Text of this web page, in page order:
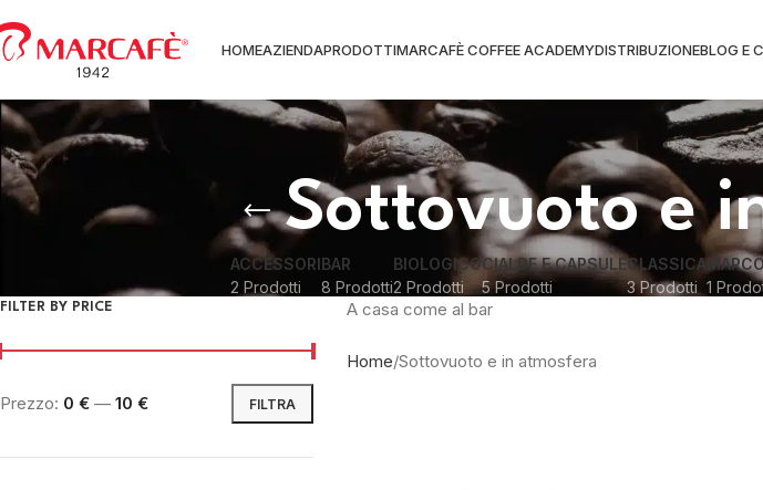
HOMEAZIENDAPRODOTTIMARCAFÈ COFFEE ACADEMYDISTRIBUZIONEBLOG E
Sottovuoto e
ACCESSORI
2 Prodotti
BAR
8 Prodotti
BIOLOGICO
2 Prodotti
CIALDE E CAPSULE
5 Prodotti
CLASSICA
3 Prodotti 1
FILTER BY PRICE
FILTRA
Prezzo: 0 € — 10 €
A casa come al bar
Home Sottovuoto e in atmosfera